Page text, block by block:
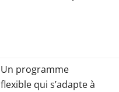
Un programme
flexible qui s’adapte à